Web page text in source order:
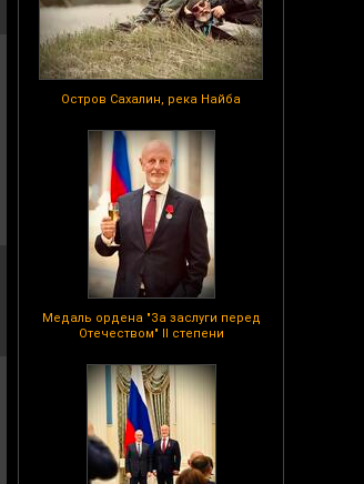
Остров Сахалин, река Найба
Медаль ордена "За заслуги перед
Отечеством" II степени